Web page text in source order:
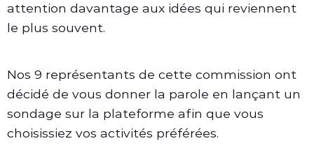
attention davantage aux idées qui reviennent
le plus souvent.
Nos 9 représentants de cette commission ont
décidé de vous donner la parole en lançant un
sondage sur la plateforme afin que vous
choisissiez vos activités préférées.